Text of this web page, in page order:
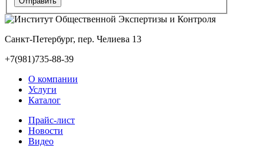
Санкт-Петербург, пер. Челиева 13
+7(981)735-88-39
О компании
Услуги
Каталог
Прайс-лист
Новости
Видео